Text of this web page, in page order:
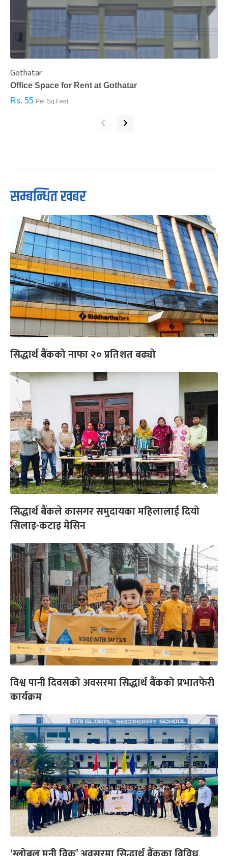
Gothatar
Office Space for Rent at Gothatar
Rs. 55 Per Sq.Feet
‹ ›
सम्बन्धित खबर
सिद्धार्थ बैंकको नाफा २० प्रतिशत बढ्यो
सिद्धार्थ बैंकले कासगर समुदायका महिलालाई दियो
सिलाइ-कटाइ मेसिन
विश्व पानी दिवसको अवसरमा सिद्धार्थ बैंकको प्रभातफेरी
कार्यक्रम